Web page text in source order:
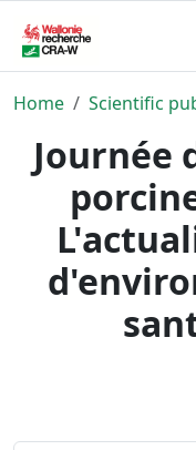
Home Scientific
Journée